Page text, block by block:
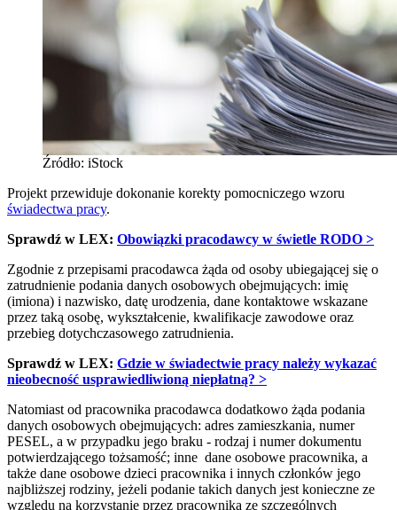
Źródło: iStock
Projekt przewiduje dokonanie korekty pomocniczego wzoru
świadectwa pracy.
Sprawdź w LEX: Obowiązki pracodawcy w świetle RODO >
Zgodnie z przepisami pracodawca żąda od osoby ubiegającej się o
zatrudnienie podania danych osobowych obejmujących: imię
(imiona) i nazwisko, datę urodzenia, dane kontaktowe wskazane
przez taką osobę, wykształcenie, kwalifikacje zawodowe oraz
przebieg dotychczasowego zatrudnienia.
Sprawdź w LEX: Gdzie w świadectwie pracy należy wykazać
nieobecność usprawiedliwioną niepłatną? >
Natomiast od pracownika pracodawca dodatkowo żąda podania
danych osobowych obejmujących: adres zamieszkania, numer
PESEL, a w przypadku jego braku - rodzaj i numer dokumentu
potwierdzającego tożsamość; inne dane osobowe pracownika, a
także dane osobowe dzieci pracownika i innych członków jego
najbliższej rodziny, jeżeli podanie takich danych jest konieczne ze
względu na korzystanie przez pracownika ze szczególnych